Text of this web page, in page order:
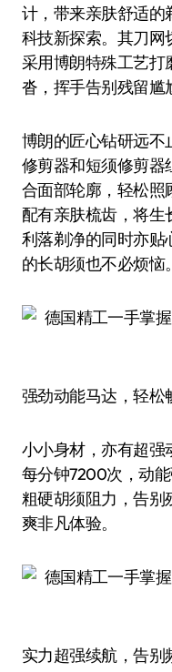
计，带来亲肤舒适的
科技新探索。其刀网
采用博朗特殊工艺打
沓，挥手告别残留尴
博朗的匠心钻研远不
修剪器和短须修剪器
合面部轮廓，轻松照
配有亲肤梳齿，将生
利落剃净的同时亦贴
的长胡须也不必烦恼。
强劲动能马达，轻
小小身材，亦有超强
每分钟7200次，动
粗硬胡须阻力，告别
爽非凡体验。
实力超强续航，告别